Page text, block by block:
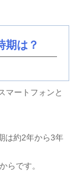
期は？
マートフォンと
は約2年から3年
らです。